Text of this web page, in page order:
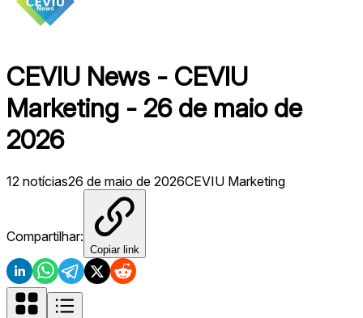
CEVIU News - CEVIU
Marketing - 26 de maio de
2026
12 notícias26 de maio de 2026CEVIU Marketing
Compartilhar:
Copiar link